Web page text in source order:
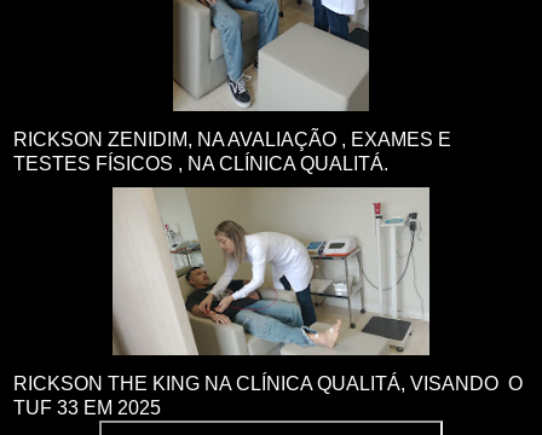
RICKSON ZENIDIM, NA AVALIAÇÃO , EXAMES E
TESTES FÍSICOS , NA CLÍNICA QUALITÁ.
RICKSON THE KING NA CLÍNICA QUALITÁ, VISANDO O
TUF 33 EM 2025